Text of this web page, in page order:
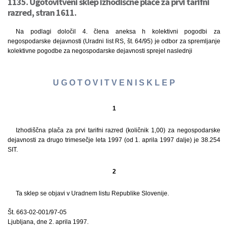
razred, stran 1611.
Na podlagi določil 4. člena aneksa h kolektivni pogodbi za
negospodarske dejavnosti (Uradni list RS, št. 64/95) je odbor za spremljanje
kolektivne pogodbe za negospodarske dejavnosti sprejel naslednji
U G O T O V I T V E N I S K L E P
1
Izhodiščna plača za prvi tarifni razred (količnik 1,00) za negospodarske
dejavnosti za drugo trimesečje leta 1997 (od 1. aprila 1997 dalje) je 38.254
SIT.
2
Ta sklep se objavi v Uradnem listu Republike Slovenije.
Št. 663-02-001/97-05
Ljubljana, dne 2. aprila 1997.